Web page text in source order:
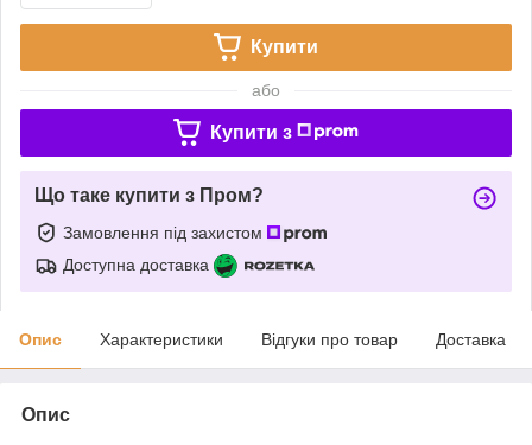
Купити
або
Купити з
Що таке купити з Пром?
Замовлення під захистом
Доступна доставка
Опис Характеристики Відгуки про товар Доставка
Опис